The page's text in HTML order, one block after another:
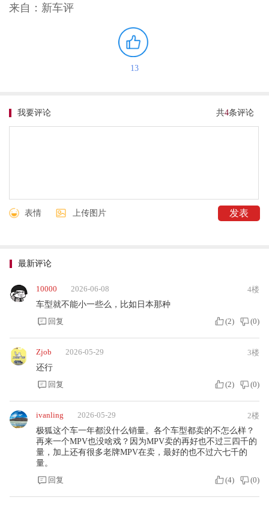
来自：新车评
13
共4条评论
我要评论
表情 上传图片
最新评论
10000 2026-06-08
4楼
车型就不能小一些么，比如日本那种
回复
(2) (0)
Zjob 2026-05-29
3楼
还行
回复
(2) (0)
ivanling 2026-05-29
2楼
极狐这个车一年都没什么销量。各个车型都卖的不怎么样？
再来一个MPV也没啥戏？因为MPV卖的再好也不过三四千的
量，加上还有很多老牌MPV在卖，最好的也不过六七千的
量。
回复
(4) (0)